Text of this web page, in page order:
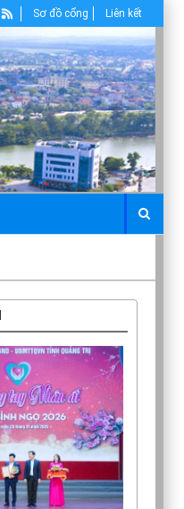
Sơ đồ cổng Liên kết